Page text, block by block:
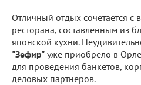
Отличный отдых сочетается
ресторана, составленным из
японской кухни.
"Зефир" уже приобрело в
для проведения банкетов,
деловых партнеров.